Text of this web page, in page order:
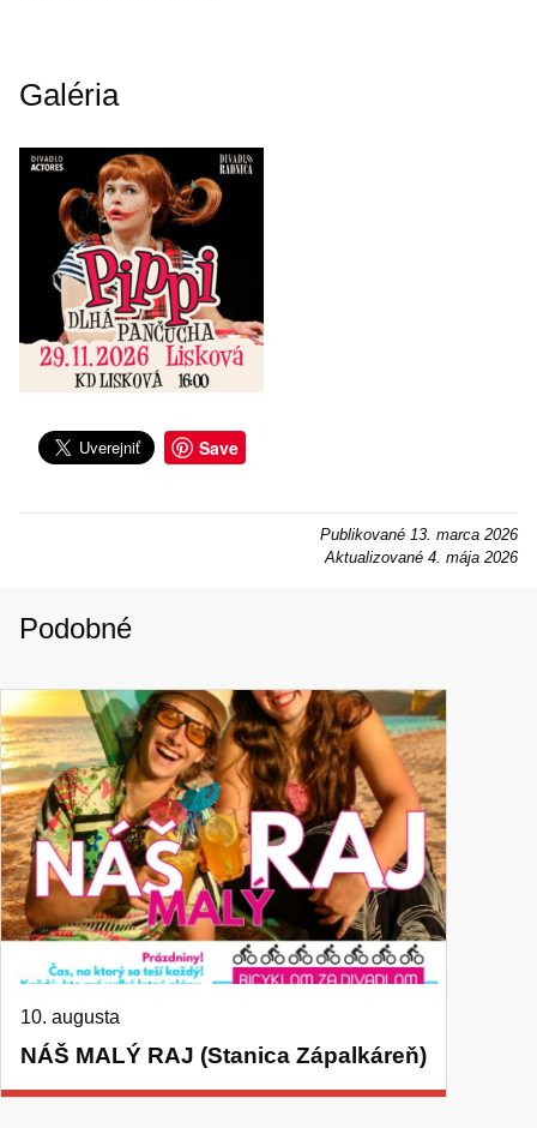
Galéria
Save
Publikované 13. marca 2026
Aktualizované 4. mája 2026
Podobné
NÁŠ MALÝ RAJ (Stanica Zápalkáreň)
10. augusta